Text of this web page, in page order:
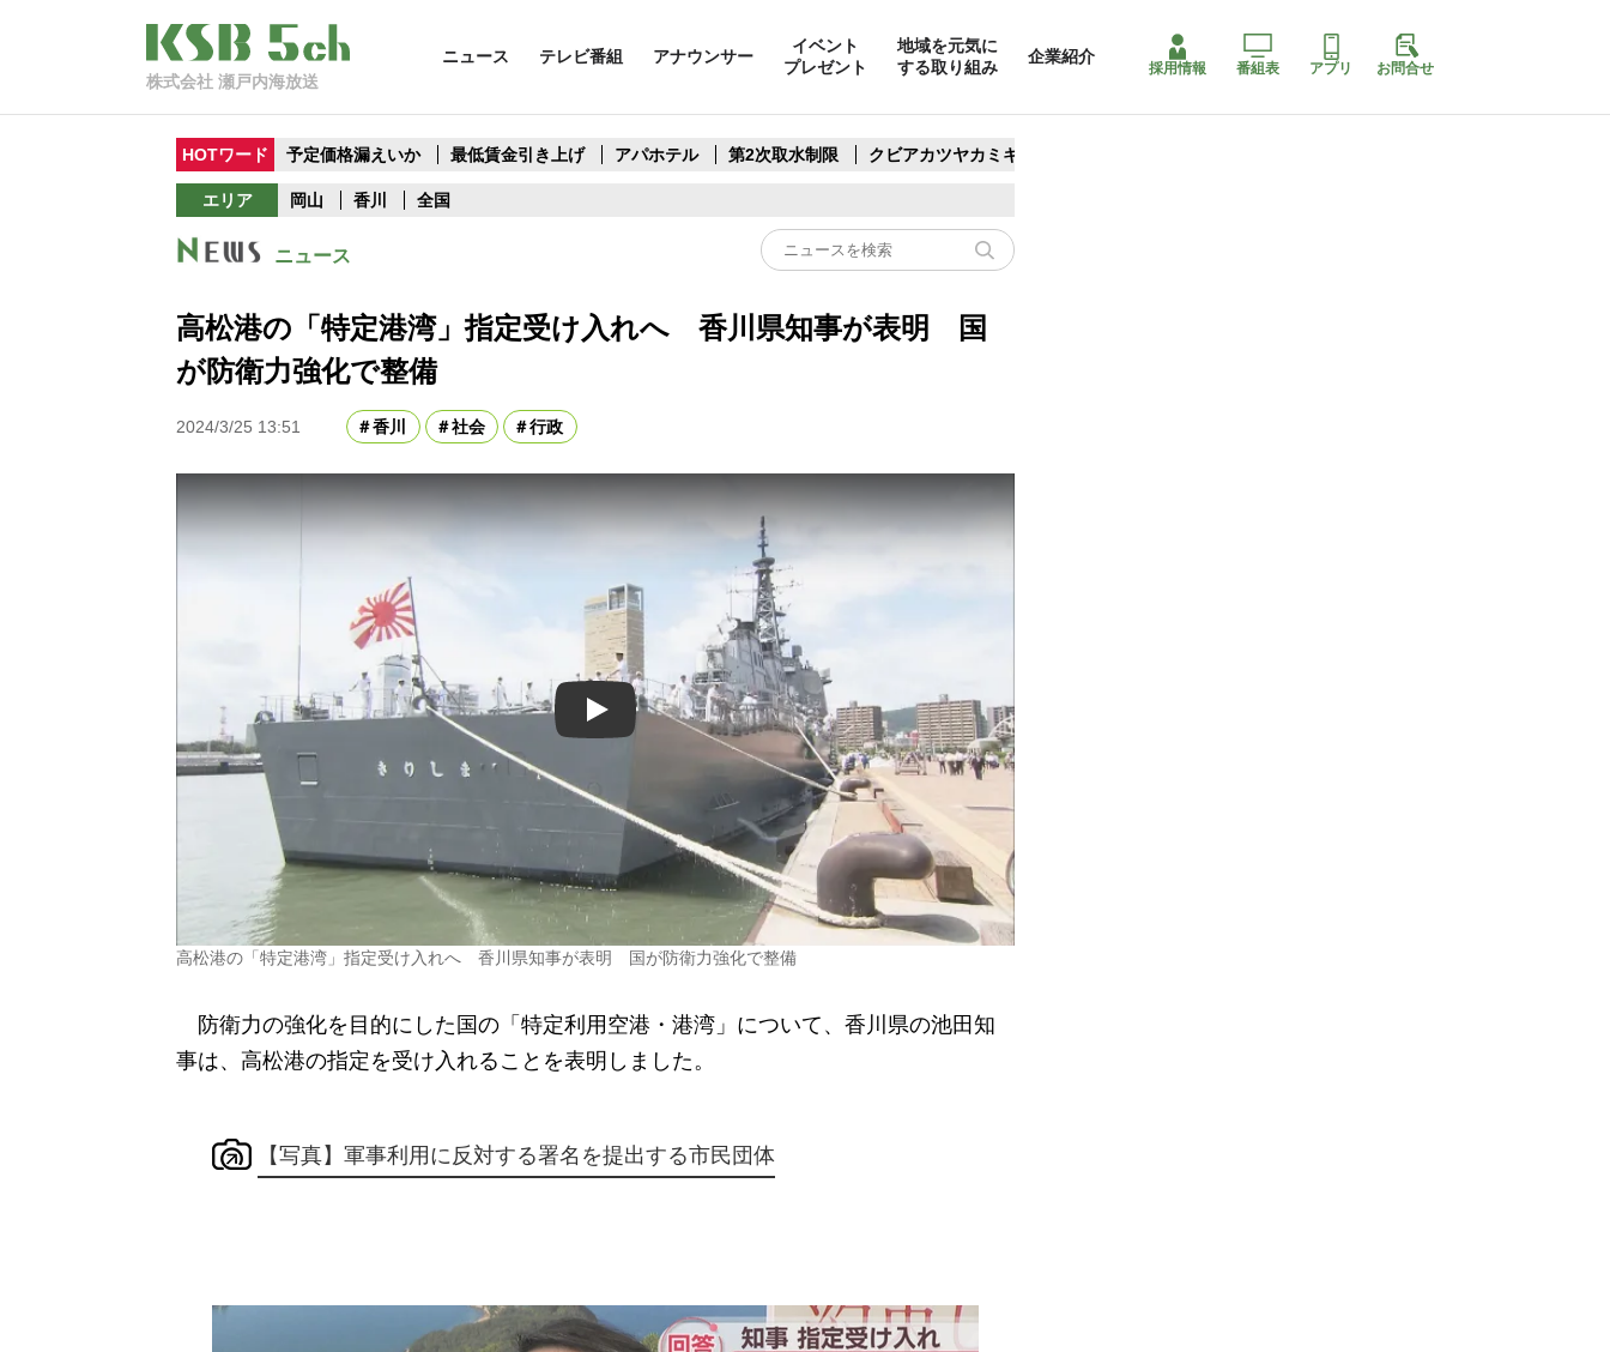
株式会社 瀬戸内海放送
ニュース テレビ番組 アナウンサー
イベント
プレゼント
地域を元気に
する取り組み
企業紹介
採用情報 番組表 アプリ お問合せ
HOTワード 予定価格漏えいか 最低賃金引き上げ アパホテル 第2次取水制限 クビアカツヤカミキリ
エリア 岡山 香川 全国
ニュース
高松港の「特定港湾」指定受け入れへ 香川県知事が表明 国
が防衛力強化で整備
2024/3/25 13:51 香川 社会 行政
Play
高松港の「特定港湾」指定受け入れへ 香川県知事が表明 国が防衛力強化で整備
防衛力の強化を目的にした国の「特定利用空港・港湾」について、香川県の池田知
事は、高松港の指定を受け入れることを表明しました。
【写真】軍事利用に反対する署名を提出する市民団体